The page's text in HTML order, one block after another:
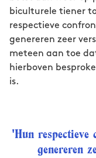
biculturele tiener
respectieve
genereren zeer
meteen aan toe
hierboven
is.
'Hun respectieve
genereren